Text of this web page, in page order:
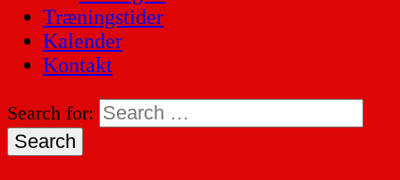
Træningstider
Kalender
Kontakt
Search for: